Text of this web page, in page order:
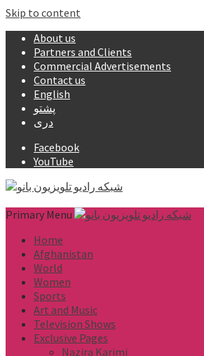
Skip to content
About us
Partners and Clients
Commercial Advertisements
Contact us
English
پشتو
دری
Facebook
YouTube
Primary Menu
Home
Afghanistan
World
Women
Sports
Art and Music
Television Shows
Exclusive Pages
Nazira Karimi